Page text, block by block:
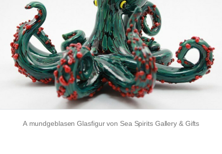
A mundgeblasen Glasfigur von Sea Spirits Gallery & Gifts